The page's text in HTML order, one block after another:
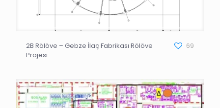
2B Rölöve – Gebze İlaç Fabrikası Rölöve
Projesi
69